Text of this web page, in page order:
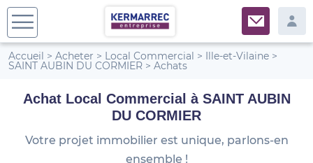
Accueil > Acheter > Local Commercial > Ille-et-Vilaine >
SAINT AUBIN DU CORMIER > Achats
Achat Local Commercial à SAINT AUBIN
DU CORMIER
Votre projet immobilier est unique, parlons-en
ensemble !